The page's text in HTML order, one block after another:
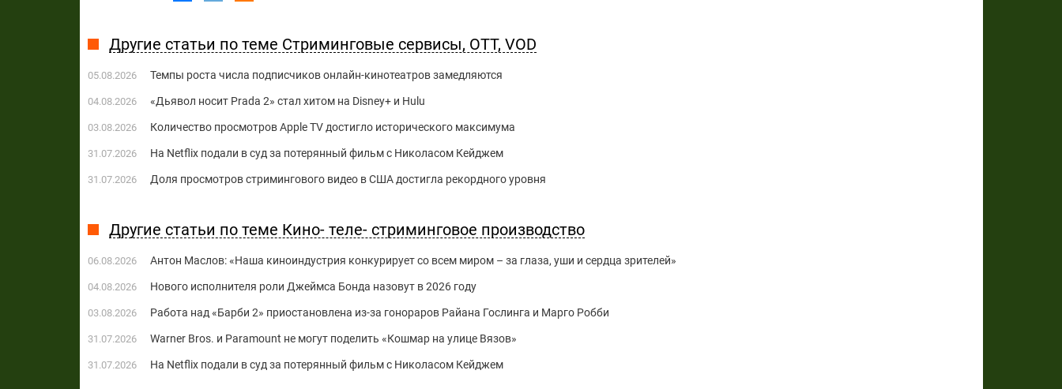
Другие статьи по теме Стриминговые сервисы, OTT, VOD
05.08.2026 Темпы роста числа подписчиков онлайн-кинотеатров замедляются
04.08.2026 «Дьявол носит Prada 2» стал хитом на Disney+ и Hulu
03.08.2026 Количество просмотров Apple TV достигло исторического максимума
31.07.2026 На Netflix подали в суд за потерянный фильм с Николасом Кейджем
31.07.2026 Доля просмотров стримингового видео в США достигла рекордного уровня
Другие статьи по теме Кино- теле- стриминговое производство
06.08.2026 Антон Маслов: «Наша киноиндустрия конкурирует со всем миром – за глаза, уши и сердца зрителей»
04.08.2026 Нового исполнителя роли Джеймса Бонда назовут в 2026 году
03.08.2026 Работа над «Барби 2» приостановлена из-за гонораров Райана Гослинга и Марго Робби
31.07.2026 Warner Bros. и Paramount не могут поделить «Кошмар на улице Вязов»
31.07.2026 На Netflix подали в суд за потерянный фильм с Николасом Кейджем